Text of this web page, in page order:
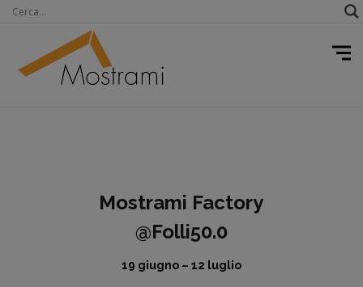
Mostrami Factory
@Folli50.0
19 giugno – 12 luglio